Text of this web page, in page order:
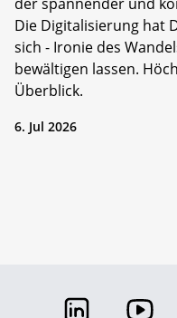
Die Digitalisierung hat
sich - Ironie des
bewältigen lassen.
Überblick.
6. Jul 2026